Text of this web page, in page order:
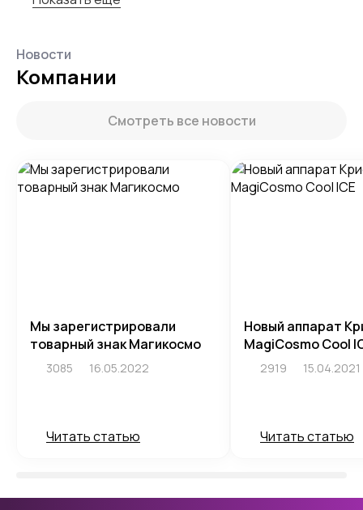
Новости
Компании
Смотреть все новости
Мы зарегистрировали
товарный знак Магикосмо
3085 16.05.2022
Читать статью
Новый аппарат
MagiCosmo Cool
2919 15.04.2021
Читать статью